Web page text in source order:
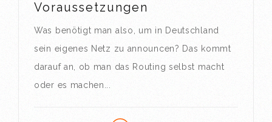
Voraussetzungen
Was benötigt man also, um in Deutschland
sein eigenes Netz zu announcen? Das kommt
darauf an, ob man das Routing selbst macht
oder es machen...